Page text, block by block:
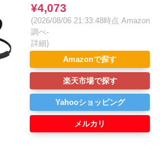
¥4,073
(2026/08/06 21:33:48時点 Amazon
調べ-
詳細)
Amazonで探す
楽天市場で探す
Yahooショッピング
メルカリ